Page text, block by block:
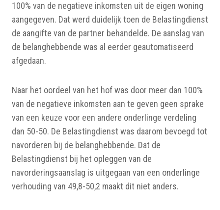
100% van de negatieve inkomsten uit de eigen woning
aangegeven. Dat werd duidelijk toen de Belastingdienst
de aangifte van de partner behandelde. De aanslag van
de belanghebbende was al eerder geautomatiseerd
afgedaan.
Naar het oordeel van het hof was door meer dan 100%
van de negatieve inkomsten aan te geven geen sprake
van een keuze voor een andere onderlinge verdeling
dan 50-50. De Belastingdienst was daarom bevoegd tot
navorderen bij de belanghebbende. Dat de
Belastingdienst bij het opleggen van de
navorderingsaanslag is uitgegaan van een onderlinge
verhouding van 49,8-50,2 maakt dit niet anders.